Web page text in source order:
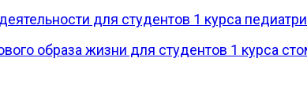
для студентов 1 курса
образа жизни для студентов 1 курса